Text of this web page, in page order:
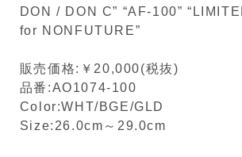
DON / DON C” “AF-100”
for NONFUTURE”
販売価格:￥20,000(税抜)
品番:AO1074-100
Color:WHT/BGE/GLD
Size:26.0cm～29.0cm